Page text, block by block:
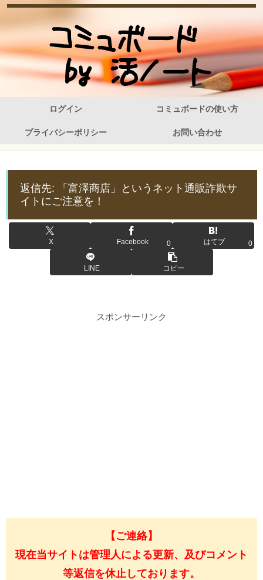
ログイン コミュボードの使い方
プライバシーポリシー お問い合わせ
返信先: 「富澤商店」というネット通販詐欺サ
イトにご注意を！
X Facebook 0 はてブ 0
LINE コピー
スポンサーリンク
【ご連絡】
現在当サイトは管理人による更新、及びコメント
等返信を休止しております。